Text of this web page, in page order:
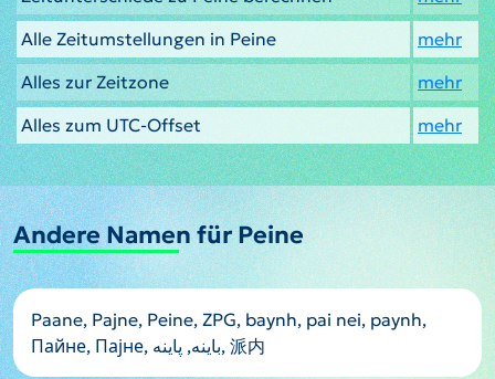
Alle Zeitumstellungen in Peine
mehr
Alles zur Zeitzone
mehr
Alles zum UTC-Offset
mehr
Andere Namen für Peine
Paane, Pajne, Peine, ZPG, baynh, pai nei, paynh,
Пайне, Пајне, باينه, پاینه, 派内